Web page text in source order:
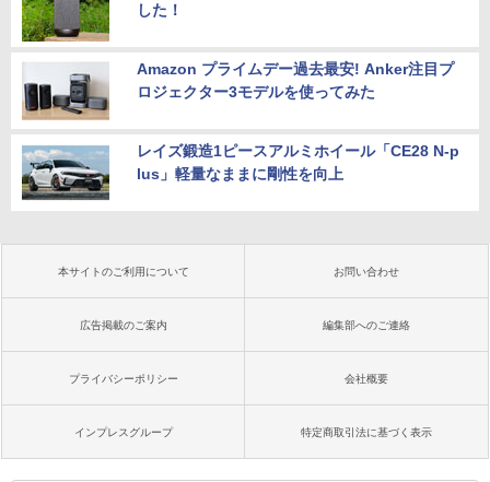
した！
Amazon プライムデー過去最安! Anker注目プ
ロジェクター3モデルを使ってみた
レイズ鍛造1ピースアルミホイール「CE28 N-p
lus」軽量なままに剛性を向上
本サイトのご利用について お問い合わせ
広告掲載のご案内 編集部へのご連絡
プライバシーポリシー 会社概要
インプレスグループ 特定商取引法に基づく表示